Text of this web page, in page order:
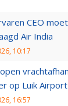
CEO
Air India
10:17
op Luik Airport
16:57